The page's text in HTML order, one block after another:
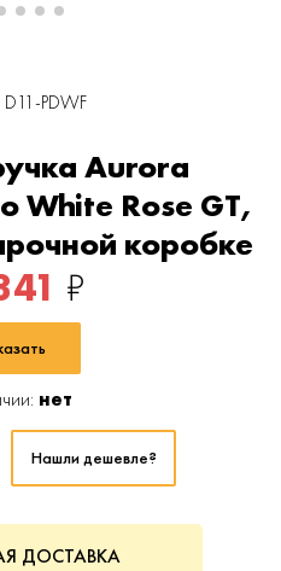
PDWF
Aurora
White Rose GT,
коробке
₽
нет
Нашли дешевле?
ДОСТАВКА